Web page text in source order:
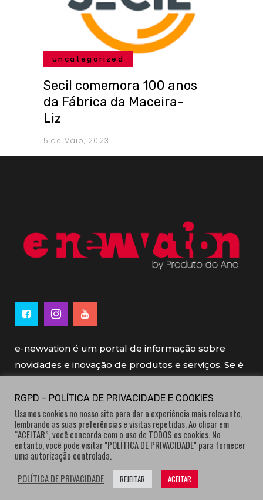
uncategorized
Secil comemora 100 anos
da Fábrica da Maceira-
Liz
5 de Maio, 2023
e-newvation é um portal de informação sobre
novidades e inovação de produtos e serviços. Se é
e-newvation tem o patrocínio do “Produto do
Ano”, o prémio de inovação atribuído por
consumidores.
RGPD - POLÍTICA DE PRIVACIDADE E COOKIES
Usamos cookies no nosso site para dar a experiência mais relevante,
lembrando as suas preferências e visitas repetidas. Ao clicar em
“ACEITAR”, você concorda com o uso de TODOS os cookies. No
entanto, você pode visitar "POLÍTICA DE PRIVACIDADE" para fornecer
uma autorização controlada.
POLÍTICA DE PRIVACIDADE
REJEITAR ACEITAR